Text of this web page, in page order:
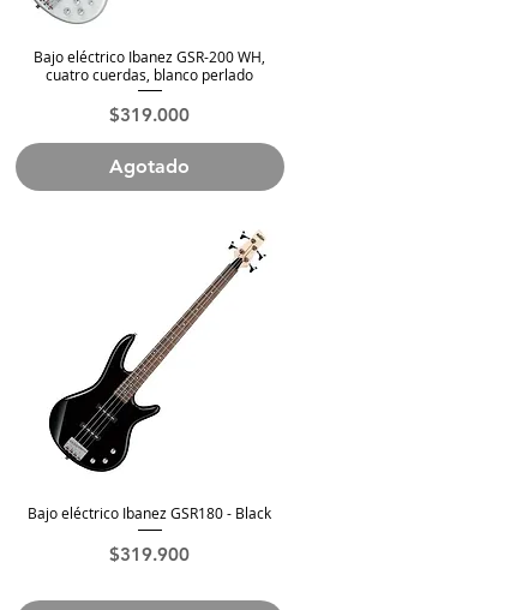
Vista rápida
Bajo eléctrico Ibanez GSR-200 WH,
cuatro cuerdas, blanco perlado
Precio
$319.000
Agotado
Vista rápida
Bajo eléctrico Ibanez GSR180 - Black
Precio
$319.900